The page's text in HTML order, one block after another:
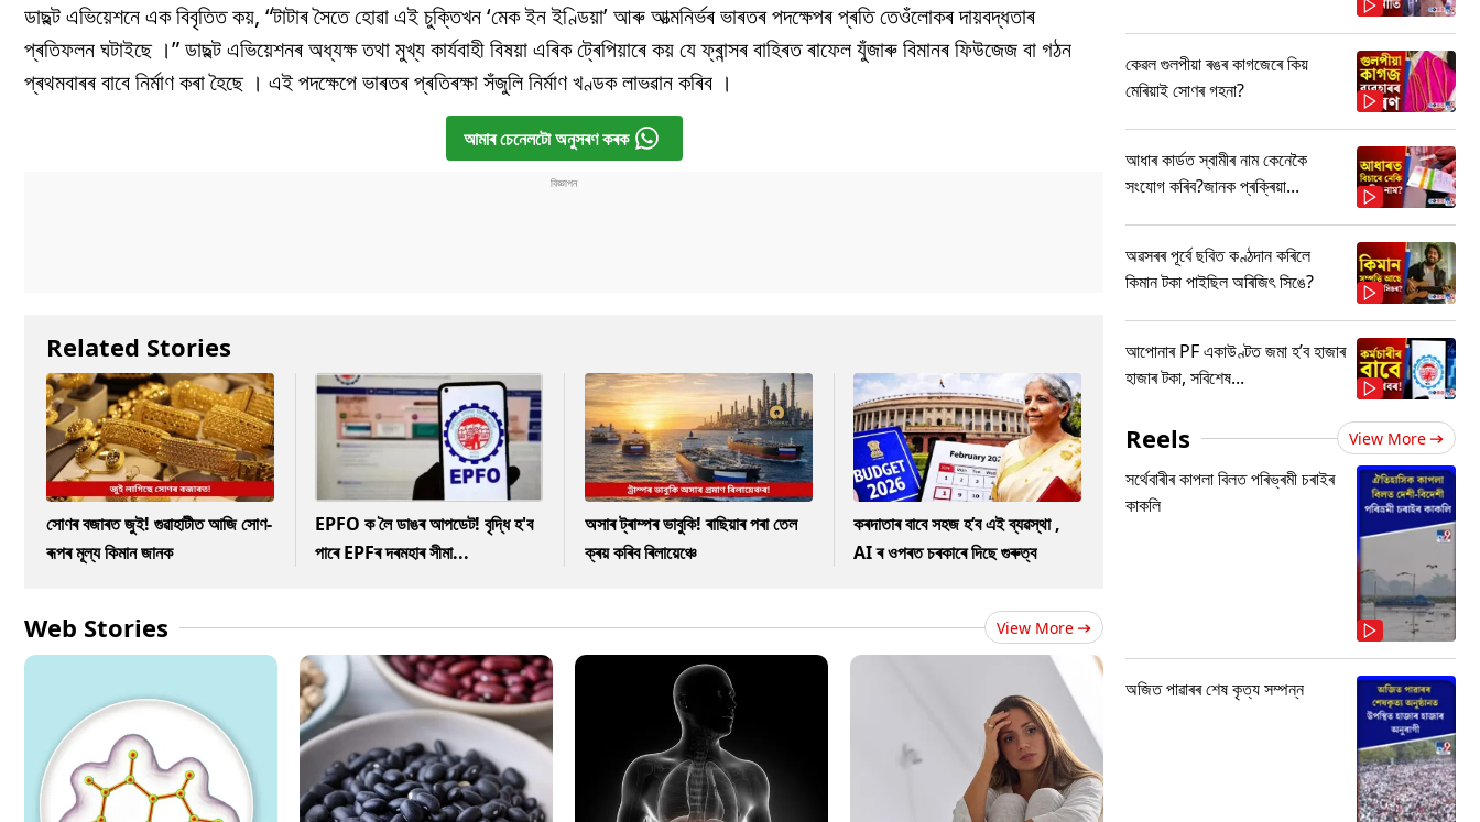
ডাছল্ট এভিয়েশনে এক বিবৃতিত কয়, “টাটাৰ সৈতে হোৱা এই চুক্তিখন ‘মেক ইন ইণ্ডিয়া’ আৰু আত্মনিৰ্ভৰ ভাৰতৰ পদক্ষেপৰ প্ৰতি তেওঁলোকৰ দায়বদ্ধতাৰ
প্ৰতিফলন ঘটাইছে ।” ডাছল্ট এভিয়েশনৰ অধ্যক্ষ তথা মুখ্য কাৰ্যবাহী বিষয়া এৰিক ট্ৰেপিয়াৰে কয় যে ফ্ৰান্সৰ বাহিৰত ৰাফেল যুঁজাৰু বিমানৰ ফিউজেজ বা গঠন
প্ৰথমবাৰৰ বাবে নিৰ্মাণ কৰা হৈছে । এই পদক্ষেপে ভাৰতৰ প্ৰতিৰক্ষা সঁজুলি নিৰ্মাণ খণ্ডক লাভৱান কৰিব ।
আমাৰ চেনেলটো অনুসৰণ কৰক
Related Stories
সোণৰ বজাৰত জুই! গুৱাহাটীত আজি সোণ-
ৰূপৰ মূল্য কিমান জানক
EPFO ক লৈ ডাঙৰ আপডেট! বৃদ্ধি হ'ব
পাৰে EPFৰ দৰমহাৰ সীমা...
অসাৰ ট্ৰাম্পৰ ভাবুকি! ৰাছিয়াৰ পৰা তেল
ক্ৰয় কৰিব ৰিলায়েঞ্চে
কৰদাতাৰ বাবে সহজ হ’ব এই ব্যৱস্থা ,
AI ৰ ওপৰত চৰকাৰে দিছে গুৰুত্ব
Web Stories View More
কেৱল গুলপীয়া ৰঙৰ কাগজেৰে কিয়
মেৰিয়াই সোণৰ গহনা?
আধাৰ কাৰ্ডত স্বামীৰ নাম কেনেকৈ
সংযোগ কৰিব?জানক প্ৰক্ৰিয়া...
অৱসৰৰ পূৰ্বে ছবিত কণ্ঠদান কৰিলে
কিমান টকা পাইছিল অৰিজিৎ সিঙে?
আপোনাৰ PF একাউণ্টত জমা হ’ব হাজাৰ
হাজাৰ টকা, সবিশেষ...
Reels View More
সৰ্থেবাৰীৰ কাপলা বিলত পৰিভ্ৰমী চৰাইৰ
কাকলি
অজিত পাৱাৰৰ শেষ কৃত্য সম্পন্ন